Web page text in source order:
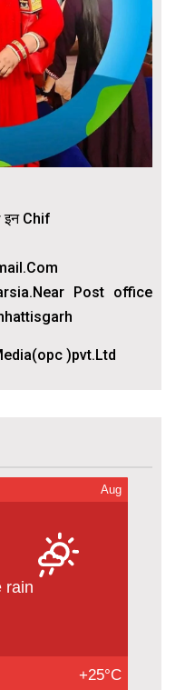
Chif
Post office
)pvt.Ltd
Aug
rain
+25°C